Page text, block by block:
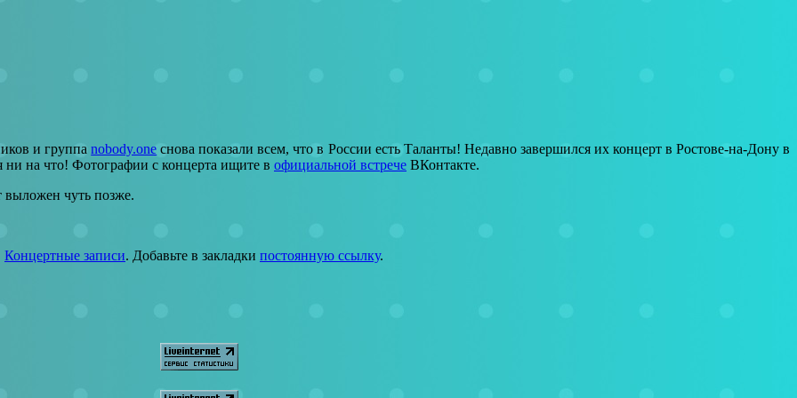
и группаnobody.one снова показали всем, что в России есть Таланты! Недавно завершился их концерт в Ростове-на-Дону в
на что! Фотографии с концерта ищите в официальной встрече ВКонтакте.
выложен чуть позже.
Концертные записи. Добавьте в закладки постоянную ссылку.